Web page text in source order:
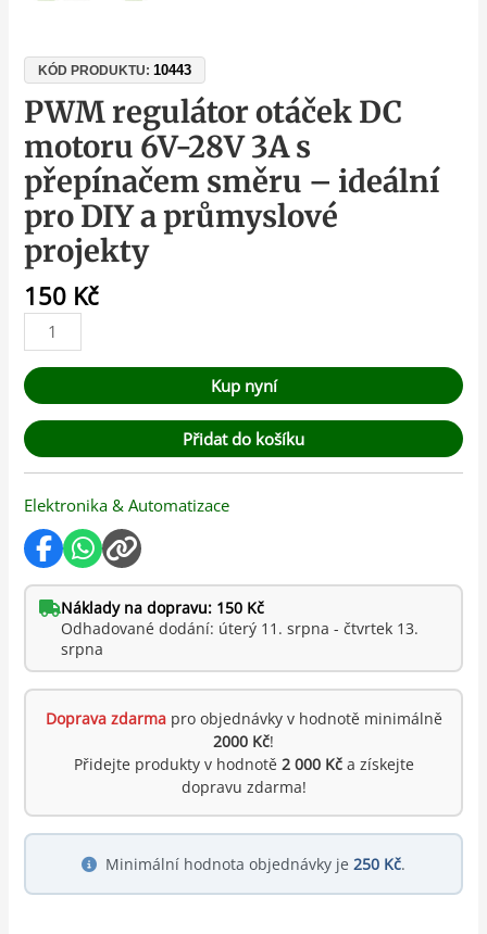
KÓD PRODUKTU:10443
PWM regulátor otáček DC
motoru 6V-28V 3A s
přepínačem směru – ideální
pro DIY a průmyslové
projekty
150 Kč
Kup nyní
Přidat do košíku
Elektronika & Automatizace
Náklady na dopravu: 150 Kč
Odhadované dodání: úterý 11. srpna - čtvrtek 13.
srpna
Doprava zdarmapro objednávky v hodnotě minimálně
2000 Kč!
Přidejte produkty v hodnotě 2 000 Kča získejte
dopravu zdarma!
Minimální hodnota objednávky je 250 Kč.